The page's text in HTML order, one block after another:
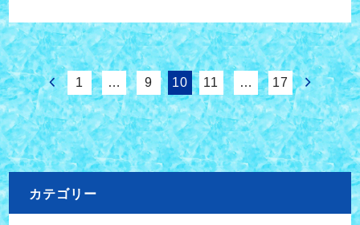
1 … 9 10 11 … 17
カテゴリー